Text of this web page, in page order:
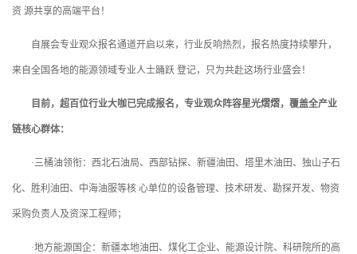
资 源共享的高端平台！
自展会专业观众报名通道开启以来，行业反响热烈，报名热度持续攀升，
来自全国各地的能源领域专业人士踊跃 登记，只为共赴这场行业盛会！
目前，超百位行业大咖已完成报名，专业观众阵容星光熠熠，覆盖全产业
链核心群体：
·三桶油领衔：西北石油局、西部钻探、新疆油田、塔里木油田、独山子石
化、胜利油田、中海油服等核 心单位的设备管理、技术研发、勘探开发、物资
采购负责人及资深工程师；
·地方能源国企：新疆本地油田、煤化工企业、能源设计院、科研院所的高